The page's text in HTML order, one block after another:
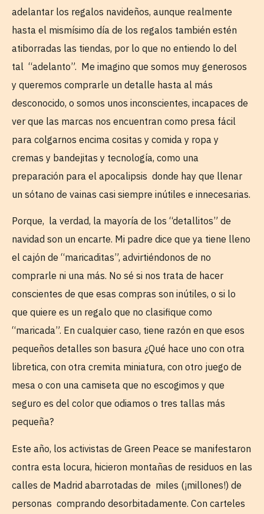
adelantar los regalos navideños, aunque realmente
hasta el mismísimo día de los regalos también estén
atiborradas las tiendas, por lo que no entiendo lo del
tal “adelanto”. Me imagino que somos muy generosos
y queremos comprarle un detalle hasta al más
desconocido, o somos unos inconscientes, incapaces de
ver que las marcas nos encuentran como presa fácil
para colgarnos encima cositas y comida y ropa y
cremas y bandejitas y tecnología, como una
preparación para el apocalipsis donde hay que llenar
un sótano de vainas casi siempre inútiles e innecesarias.
Porque, la verdad, la mayoría de los “detallitos” de
navidad son un encarte. Mi padre dice que ya tiene lleno
el cajón de “maricaditas”, advirtiéndonos de no
comprarle ni una más. No sé si nos trata de hacer
conscientes de que esas compras son inútiles, o si lo
que quiere es un regalo que no clasifique como
“maricada”. En cualquier caso, tiene razón en que esos
pequeños detalles son basura ¿Qué hace uno con otra
libretica, con otra cremita miniatura, con otro juego de
mesa o con una camiseta que no escogimos y que
seguro es del color que odiamos o tres tallas más
pequeña?
Este año, los activistas de Green Peace se manifestaron
contra esta locura, hicieron montañas de residuos en las
calles de Madrid abarrotadas de miles (¡millones!) de
personas comprando desorbitadamente. Con carteles